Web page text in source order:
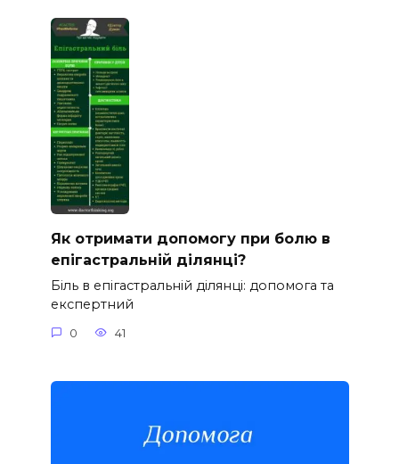
Як отримати допомогу при болю в
епігастральній ділянці?
Біль в епігастральній ділянці: допомога та
експертний
0 41